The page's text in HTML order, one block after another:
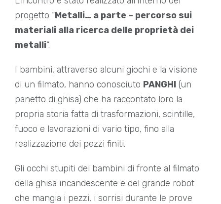
progetto “Metalli… a parte – percorso sui
materiali alla ricerca delle proprietà dei
metalli“.
I bambini, attraverso alcuni giochi e la visione
di un filmato, hanno conosciuto PANGHI (un
panetto di ghisa) che ha raccontato loro la
propria storia fatta di trasformazioni, scintille,
fuoco e lavorazioni di vario tipo, fino alla
realizzazione dei pezzi finiti.
Gli occhi stupiti dei bambini di fronte al filmato
della ghisa incandescente e del grande robot
che mangia i pezzi, i sorrisi durante le prove